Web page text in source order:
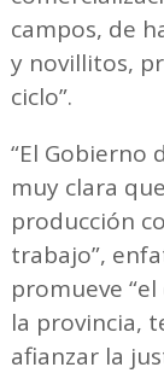
campos, de
y novillitos,
ciclo”.
“El Gobierno
muy clara
producción
trabajo”,
promueve
la provincia,
afianzar la